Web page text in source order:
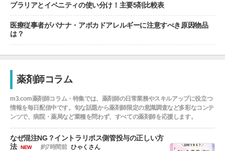
プラリアとイベニティの使い分け！主要5剤比較表
医療従事者がバナナ・アボカドアレルギーに注意すべき原因物品
は？
薬剤師コラム
m3.com薬剤師コラム・特集では、薬剤師の日常業務やスキルアップに役立つ
情報を毎日配信中です。旬な話題から薬剤師限定の意識調査など多彩なコンテ
ンツで、病院・薬局など業種を問わず、すべての薬剤師を応援します。
なぜ混注NG？イントラリポス側管投与の正しい方
法
NEW 約7時間前 ひゃくさん